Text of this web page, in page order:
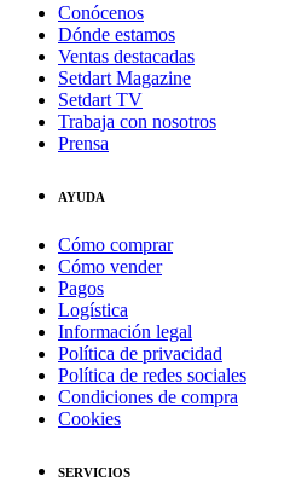
Conócenos
Dónde estamos
Ventas destacadas
Setdart Magazine
Setdart TV
Trabaja con nosotros
Prensa
AYUDA
Cómo comprar
Cómo vender
Pagos
Logística
Información legal
Política de privacidad
Política de redes sociales
Condiciones de compra
Cookies
SERVICIOS